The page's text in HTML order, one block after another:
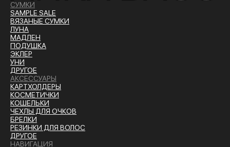
СУМКИ
SAMPLE SALE
ВЯЗАНЫЕ СУМКИ
ЛУНА
МАДЛЕН
ПОДУШКА
ЭКЛЕР
УНИ
ДРУГОЕ
АКСЕССУАРЫ
КАРТХОЛДЕРЫ
КОСМЕТИЧКИ
КОШЕЛЬКИ
ЧЕХЛЫ ДЛЯ ОЧКОВ
БРЕЛКИ
РЕЗИНКИ ДЛЯ ВОЛОС
ДРУГОЕ
НАВИГАЦИЯ